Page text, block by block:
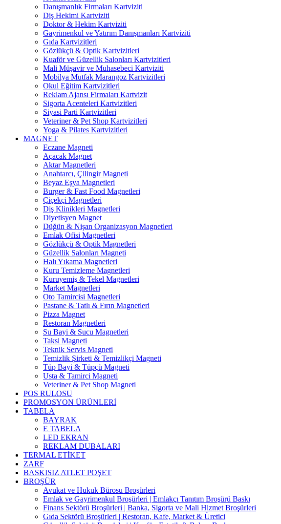
Danışmanlık Firmaları Kartviziti
Diş Hekimi Kartviziti
Doktor & Hekim Kartviziti
Gayrimenkul ve Yatırım Danışmanları Kartviziti
Gıda Kartvizitleri
Gözlükçü & Optik Kartvizitleri
Kuaför ve Güzellik Salonları Kartvizitleri
Mali Müşavir ve Muhasebeci Kartviziti
Mobilya Mutfak Marangoz Kartvizitleri
Okul Eğitim Kartvizitleri
Reklam Ajansı Firmaları Kartvizit
Sigorta Acenteleri Kartvizitleri
Siyasi Parti Kartvizitleri
Veteriner & Pet Shop Kartvizitleri
Yoga & Pilates Kartvizitleri
MAGNET
Eczane Magneti
Açacak Magnet
Aktar Magnetleri
Anahtarcı, Çilingir Magneti
Beyaz Eşya Magnetleri
Burger & Fast Food Magnetleri
Çiçekçi Magnetleri
Diş Klinikleri Magnetleri
Diyetisyen Magnet
Düğün & Nişan Organizasyon Magnetleri
Emlak Ofisi Magnetleri
Gözlükçü & Optik Magnetleri
Güzellik Salonları Magneti
Halı Yıkama Magnetleri
Kuru Temizleme Magnetleri
Kuruyemiş & Tekel Magnetleri
Market Magnetleri
Oto Tamircisi Magnetleri
Pastane & Tatlı & Fırın Magnetleri
Pizza Magnet
Restoran Magnetleri
Su Bayi & Sucu Magnetleri
Taksi Magneti
Teknik Servis Magneti
Temizlik Şirketi & Temizlikçi Magneti
Tüp Bayi & Tüpçü Magneti
Usta & Tamirci Magneti
Veteriner & Pet Shop Magneti
POS RULOSU
PROMOSYON ÜRÜNLERİ
TABELA
BAYRAK
E TABELA
LED EKRAN
REKLAM DUBALARI
TERMAL ETİKET
ZARF
BASKISIZ ATLET POŞET
BROŞÜR
Avukat ve Hukuk Bürosu Broşürleri
Emlak ve Gayrimenkul Broşürleri | Emlakçı Tanıtım Broşürü Baskı
Finans Sektörü Broşürleri | Banka, Sigorta ve Mali Hizmet Broşürleri
Gıda Sektörü Broşürleri | Restoran, Kafe, Market & Üretici